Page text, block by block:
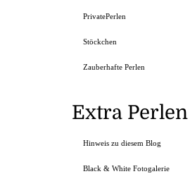
PrivatePerlen
Stöckchen
Zauberhafte Perlen
Extra Perlen
Hinweis zu diesem Blog
Black & White Fotogalerie